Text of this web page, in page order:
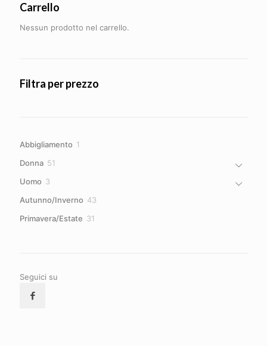
Carrello
Nessun prodotto nel carrello.
Filtra per prezzo
Abbigliamento 1
Donna 51
Uomo 3
Autunno/Inverno 43
Primavera/Estate 31
Seguici su